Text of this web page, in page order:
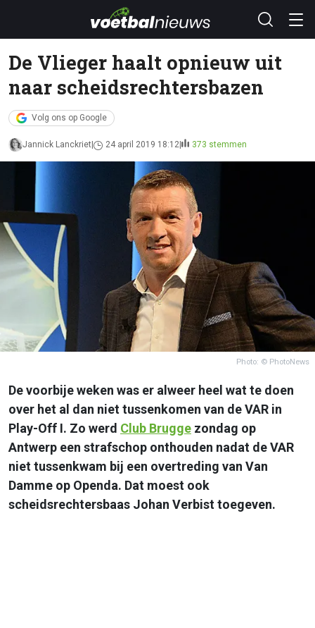
De Vlieger haalt opnieuw uit
naar scheidsrechtersbazen
Volg ons op Google
Jannick Lanckriet 24 april 2019 18:12 373 stemmen
Photo: © PhotoNews
De voorbije weken was er alweer heel wat te doen
over het al dan niet tussenkomen van de VAR in
Play-Off I. Zo werd Club Brugge zondag op
Antwerp een strafschop onthouden nadat de VAR
niet tussenkwam bij een overtreding van Van
Damme op Openda. Dat moest ook
scheidsrechtersbaas Johan Verbist toegeven.